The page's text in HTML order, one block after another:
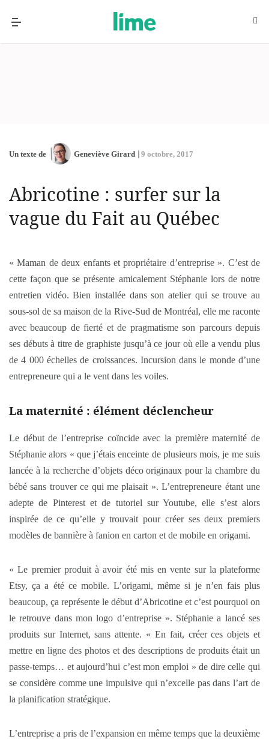
Un texte de Geneviève Girard 9 octobre, 2017
Abricotine : surfer sur la
vague du Fait au Québec
« Maman de deux enfants et propriétaire d’entreprise ». C’est de
cette façon que se présente amicalement Stéphanie lors de notre
entretien vidéo. Bien installée dans son atelier qui se trouve au
sous-sol de sa maison de la Rive-Sud de Montréal, elle me raconte
avec beaucoup de fierté et de pragmatisme son parcours depuis
ses débuts à titre de graphiste jusqu’à ce jour où elle a vendu plus
de 4 000 échelles de croissances. Incursion dans le monde d’une
entrepreneure qui a le vent dans les voiles.
La maternité : élément déclencheur
Le début de l’entreprise coïncide avec la première maternité de
Stéphanie alors « que j’étais enceinte de plusieurs mois, je me suis
lancée à la recherche d’objets déco originaux pour la chambre du
bébé sans trouver ce qui me plaisait ». L’entrepreneure étant une
adepte de Pinterest et de tutoriel sur Youtube, elle s’est alors
inspirée de ce qu’elle y trouvait pour créer ses deux premiers
modèles de bannière à fanion en carton et de mobile en origami.
« Le premier produit à avoir été mis en vente sur la plateforme
Etsy, ça a été ce mobile. L’origami, même si je n’en fais plus
beaucoup, ça représente le début d’Abricotine et c’est pourquoi on
le retrouve dans mon logo d’entreprise ». Stéphanie a lancé ses
produits sur Internet, sans attente. « En fait, créer ces objets et
mettre en ligne des photos et des descriptions de produits était un
passe-temps… et aujourd’hui c’est mon emploi » de dire celle qui
se considère comme une impulsive qui n’excelle pas dans l’art de
la planification stratégique.
L’entreprise a pris de l’expansion en même temps que la deuxième